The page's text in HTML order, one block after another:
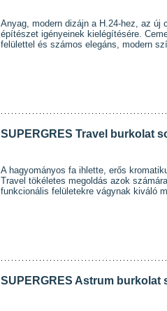
Anyag, modern dizájn a H.24-hez, az új
építészet igényeinek kielégítésére.
felülettel és számos elegáns, modern
SUPERGRES Travel burkolat
A hagyományos fa ihlette, erős
Travel tökéletes megoldás azok
funkcionális felületekre vágynak kiváló
SUPERGRES Astrum burkolat